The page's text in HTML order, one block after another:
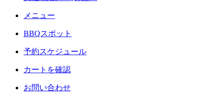
メニュー
BBQスポット
予約スケジュール
カートを確認
お問い合わせ